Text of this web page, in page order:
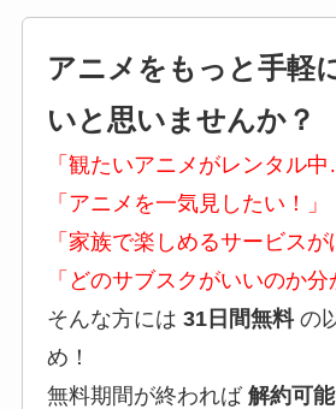
アニメをもっと手軽
いと思いませんか？
「観たいアニメがレンタル中
「アニメを一気見したい！」
「家族で楽しめるサービス
「どのサブスクがいいのか
そんな方には 31日間無料の
め！
無料期間が終われば 解約可能